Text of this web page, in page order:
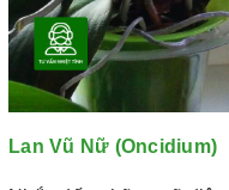
Lan Vũ Nữ (Oncidium)